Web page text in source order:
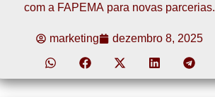
com a FAPEMA para novas parcerias.
marketing dezembro 8, 2025